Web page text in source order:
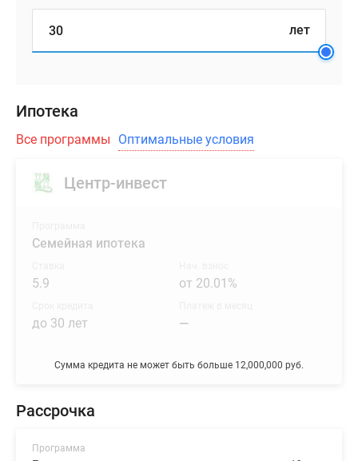
лет
Ипотека
Все программы Оптимальные условия
Центр-инвест
Сумма кредита не может быть больше 12,000,000 руб.
Семейная ипотека
5.9 от 20.01%
до 30 лет —
Рассрочка
Программа